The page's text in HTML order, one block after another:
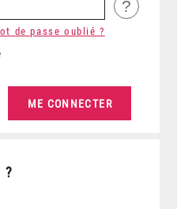
?
de passe oublié ?
?